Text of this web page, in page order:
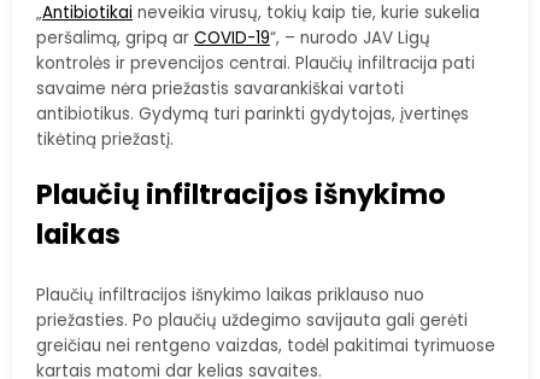
„Antibiotikai neveikia virusų, tokių kaip tie, kurie sukelia
peršalimą, gripą ar COVID-19“, – nurodo JAV Ligų
kontrolės ir prevencijos centrai. Plaučių infiltracija pati
savaime nėra priežastis savarankiškai vartoti
antibiotikus. Gydymą turi parinkti gydytojas, įvertinęs
tikėtiną priežastį.
Plaučių infiltracijos išnykimo
laikas
Plaučių infiltracijos išnykimo laikas priklauso nuo
priežasties. Po plaučių uždegimo savijauta gali gerėti
greičiau nei rentgeno vaizdas, todėl pakitimai tyrimuose
kartais matomi dar kelias savaites.